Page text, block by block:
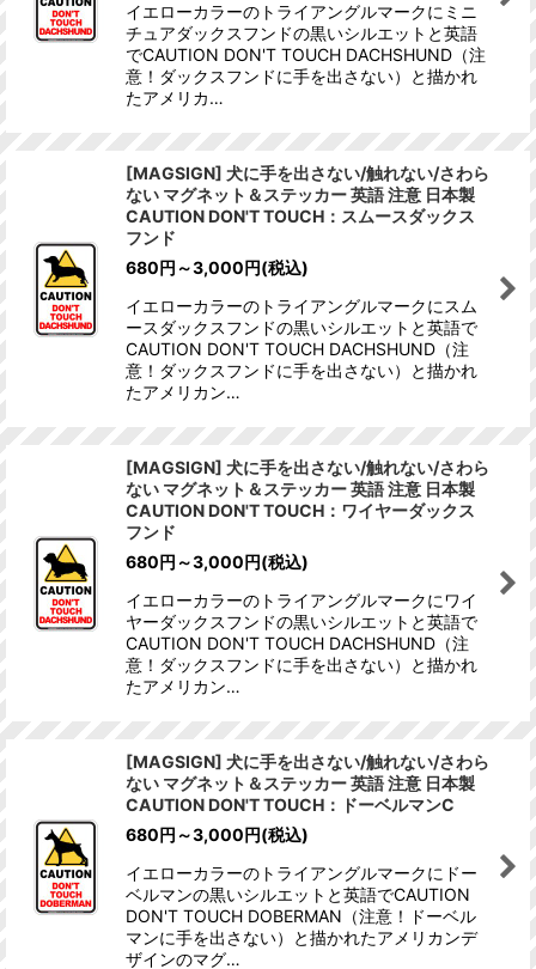
イエローカラーのトライアングルマークにミニ
チュアダックスフンドの黒いシルエットと英語
でCAUTION DON'T TOUCH DACHSHUND（注
意！ダックスフンドに手を出さない）と描かれ
たアメリカ…
[MAGSIGN] 犬に手を出さない/触れない/さわら
ない マグネット＆ステッカー 英語 注意 日本製
CAUTION DON'T TOUCH：スムースダックス
フンド
680円 ～3,000円(税込)
イエローカラーのトライアングルマークにスム
ースダックスフンドの黒いシルエットと英語で
CAUTION DON'T TOUCH DACHSHUND（注
意！ダックスフンドに手を出さない）と描かれ
たアメリカン…
[MAGSIGN] 犬に手を出さない/触れない/さわら
ない マグネット＆ステッカー 英語 注意 日本製
CAUTION DON'T TOUCH：ワイヤーダックス
フンド
680円 ～3,000円(税込)
イエローカラーのトライアングルマークにワイ
ヤーダックスフンドの黒いシルエットと英語で
CAUTION DON'T TOUCH DACHSHUND（注
意！ダックスフンドに手を出さない）と描かれ
たアメリカン…
[MAGSIGN] 犬に手を出さない/触れない/さわら
ない マグネット＆ステッカー 英語 注意 日本製
CAUTION DON'T TOUCH：ドーベルマンC
680円 ～3,000円(税込)
イエローカラーのトライアングルマークにドー
ベルマンの黒いシルエットと英語でCAUTION
DON'T TOUCH DOBERMAN（注意！ドーベル
マンに手を出さない）と描かれたアメリカンデ
ザインのマグ…